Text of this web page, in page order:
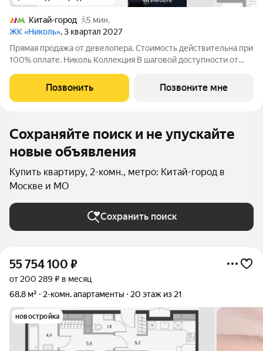
Китай-город
5 мин.
ЖК «Николь», 3 квартал 2027
Прямая продажа от девелопера. Стоимость действительна при
100% оплате. Николь Коллекция В шаговой доступности от
самая камерная резиденция делюкс-квартала Николь Николь
Коллекция. Её
Позвонить Позвоните мне
Сохраняйте поиск и не упускайте
новые объявления
Купить квартиру, 2-комн., метро: Китай-город в
Москве и МО
Сохранить поиск
55 754 100 ₽
от 200 289 ₽ в месяц
68,8 м²
2-комн. апартаменты 20 этаж из 21
новостройка